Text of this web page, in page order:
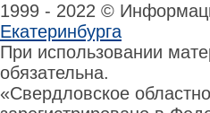
1999 - 2022 ©
Екатеринбурга
При использовании
обязательна.
«Свердловское